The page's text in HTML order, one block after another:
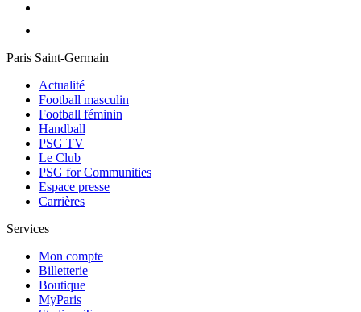
Paris Saint-Germain
Actualité
Football masculin
Football féminin
Handball
PSG TV
Le Club
PSG for Communities
Espace presse
Carrières
Services
Mon compte
Billetterie
Boutique
MyParis